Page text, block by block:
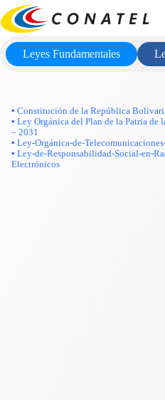
Saltar
al
contenido
Marco
Leyes Fundamentales
▪ Constitución de la República
▪ Ley Orgánica del Plan de la Patria de
– 2031
▪ Ley-Orgánica-de-
▪ Ley-de-Responsabilidad-Social-en-
Electrónicos